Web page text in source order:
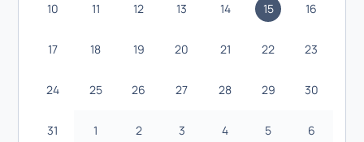
10 11 12 13 14 15 16
17 18 19 20 21 22 23
24 25 26 27 28 29 30
31 1 2 3 4 5 6